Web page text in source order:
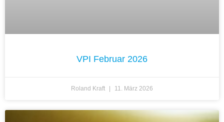
VPI Februar 2026
Roland Kraft 11. März 2026